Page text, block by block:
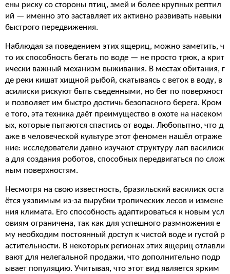
ены риску со стороны птиц, змей и более крупных рептил
ий — именно это заставляет их активно развивать навыки
быстрого передвижения.
Наблюдая за поведением этих ящериц, можно заметить, ч
то их способность бегать по воде — не просто трюк, а крит
ически важный механизм выживания. В местах обитания, г
де реки кишат хищной рыбой, скатываясь с веток в воду, в
асилиски рискуют быть съеденными, но бег по поверхност
и позволяет им быстро достичь безопасного берега. Кром
е того, эта техника даёт преимущество в охоте на насеком
ых, которые пытаются спастись от воды. Любопытно, что д
аже в человеческой культуре этот феномен нашёл отраже
ние: исследователи давно изучают структуру лап василиск
а для создания роботов, способных передвигаться по слож
ным поверхностям.
Несмотря на свою известность, бразильский василиск оста
ётся уязвимым из-за вырубки тропических лесов и измене
ния климата. Его способность адаптироваться к новым усл
овиям ограничена, так как для успешного размножения е
му необходим постоянный доступ к чистой воде и густой р
астительности. В некоторых регионах этих ящериц отлавли
вают для нелегальной продажи, что дополнительно подр
ывает популяцию. Учитывая, что этот вид является ярким